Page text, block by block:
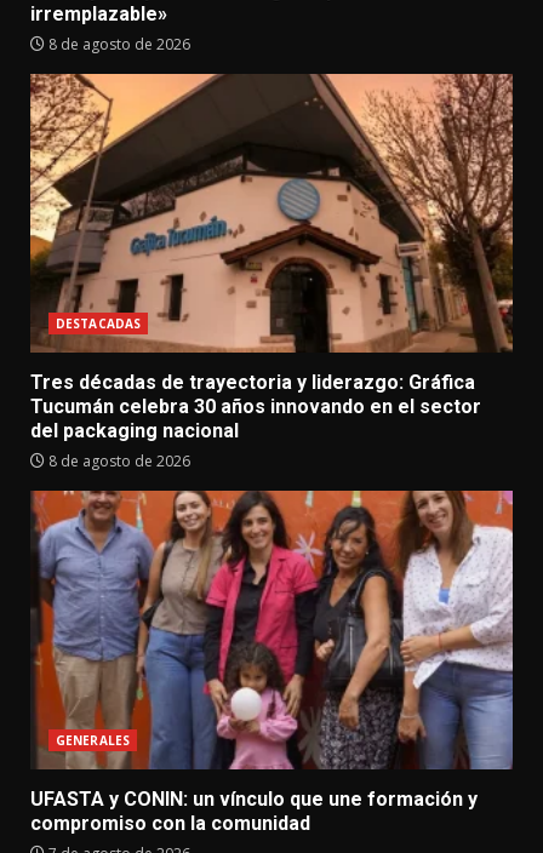
irremplazable»
8 de agosto de 2026
DESTACADAS
Tres décadas de trayectoria y liderazgo: Gráfica
Tucumán celebra 30 años innovando en el sector
del packaging nacional
8 de agosto de 2026
GENERALES
UFASTA y CONIN: un vínculo que une formación y
compromiso con la comunidad